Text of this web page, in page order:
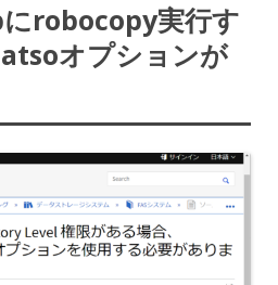
robocopy実行す
オプションが